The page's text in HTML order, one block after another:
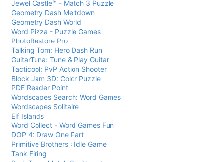
Jewel Castle™ - Match 3 Puzzle
Geometry Dash Meltdown
Geometry Dash World
Word Pizza - Puzzle Games
PhotoRestore Pro
Talking Tom: Hero Dash Run
GuitarTuna: Tune & Play Guitar
Tacticool: PvP Action Shooter
Block Jam 3D: Color Puzzle
PDF Reader Point
Wordscapes Search: Word Games
Wordscapes Solitaire
Elf Islands
Word Collect - Word Games Fun
DOP 4: Draw One Part
Primitive Brothers : Idle Game
Tank Firing